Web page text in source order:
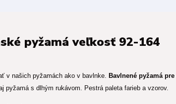
pyžamá veľkosť 92-164
v našich pyžamách ako v bavlnke. Bavlnené pyžamá
pyžamá s dlhým rukávom. Pestrá paleta farieb a vzorov.